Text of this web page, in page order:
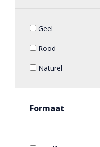
Geel
Rood
Naturel
Formaat